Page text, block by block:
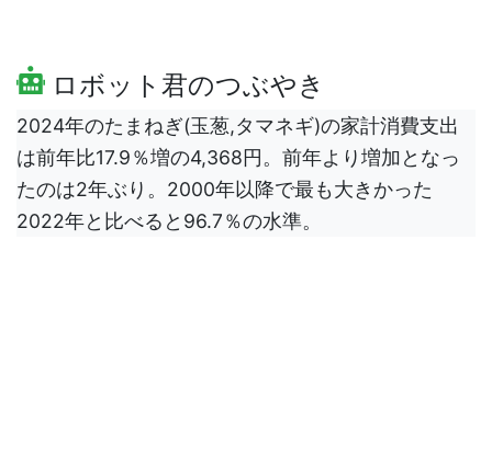
ロボット君のつぶやき
2024年のたまねぎ(玉葱,タマネギ)の家計消費支出
は前年比17.9％増の4,368円。前年より増加となっ
たのは2年ぶり。2000年以降で最も大きかった
2022年と比べると96.7％の水準。